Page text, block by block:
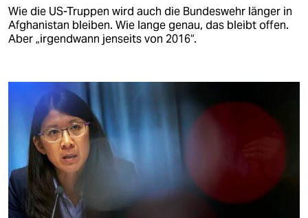
Wie die US-Truppen wird auch die Bundeswehr länger in
Afghanistan bleiben. Wie lange genau, das bleibt offen.
Aber „irgendwann jenseits von 2016“.